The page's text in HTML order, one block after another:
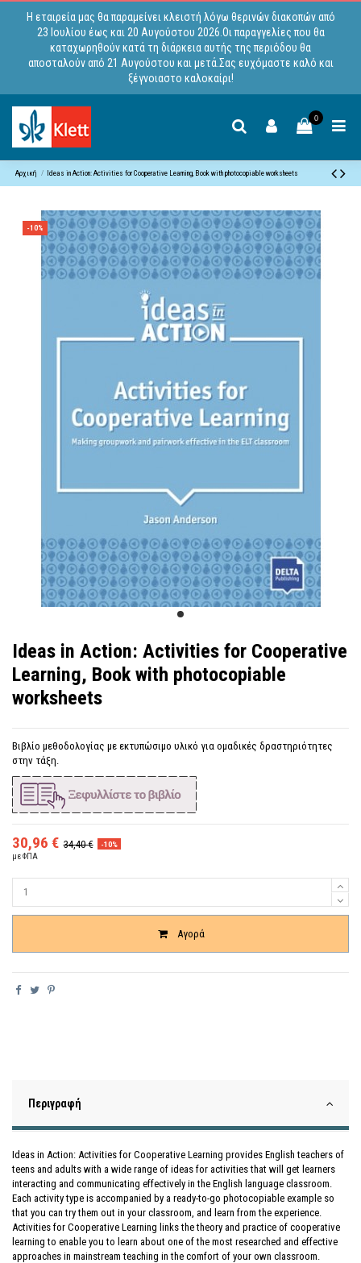
Η εταιρεία μας θα παραμείνει κλειστή λόγω θερινών διακοπών από
23 Ιουλίου έως και 20 Αυγούστου 2026.Οι παραγγελίες που θα
καταχωρηθούν κατά τη διάρκεια αυτής της περιόδου θα
αποσταλούν από 21 Αυγούστου και μετά.Σας ευχόμαστε καλό και
ξέγνοιαστο καλοκαίρι!
0
Αρχική Ideas in Action: Activities for Cooperative Learning, Book with photocopiable worksheets
-10%
Ideas in Action: Activities for Cooperative
Learning, Book with photocopiable
worksheets
Βιβλίο μεθοδολογίας με εκτυπώσιμο υλικό για ομαδικές δραστηριότητες
στην τάξη.
30,96 € 34,40 € -10%
με ΦΠΑ
Αγορά
Περιγραφή
Ideas in Action: Activities for Cooperative Learning provides English teachers of
teens and adults with a wide range of ideas for activities that will get learners
interacting and communicating effectively in the English language classroom.
Each activity type is accompanied by a ready-to-go photocopiable example so
that you can try them out in your classroom, and learn from the experience.
Activities for Cooperative Learning links the theory and practice of cooperative
learning to enable you to learn about one of the most researched and effective
approaches in mainstream teaching in the comfort of your own classroom.